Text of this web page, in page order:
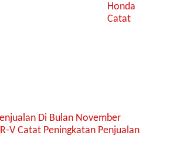
Honda
Catat
Di Bulan November
V Catat Peningkatan Penjualan